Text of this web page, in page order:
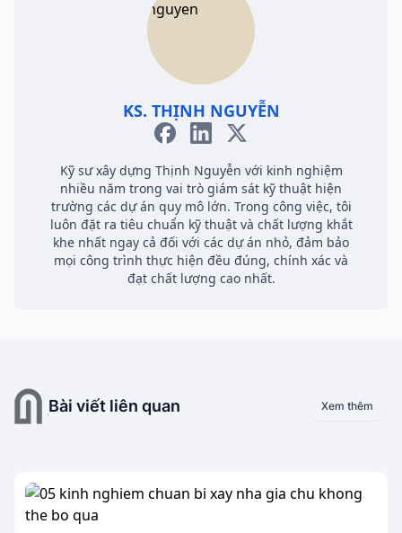
KS. THỊNH NGUYỄN
Kỹ sư xây dựng Thịnh Nguyễn với kinh nghiệm
nhiều năm trong vai trò giám sát kỹ thuật hiện
trường các dự án quy mô lớn. Trong công việc, tôi
luôn đặt ra tiêu chuẩn kỹ thuật và chất lượng khắt
khe nhất ngay cả đối với các dự án nhỏ, đảm bảo
mọi công trình thực hiện đều đúng, chính xác và
đạt chất lượng cao nhất.
Bài viết liên quan Xem thêm